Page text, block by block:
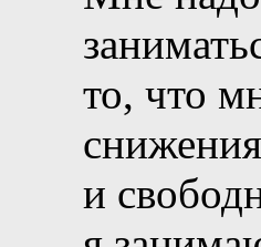
то, что
и